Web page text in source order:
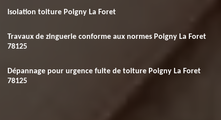
Isolation toiture Poigny La Foret
Travaux de zinguerie conforme aux normes Poigny La Foret
78125
Dépannage pour urgence fuite de toiture Poigny La Foret
78125